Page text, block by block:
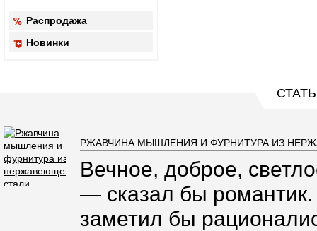
Распродажа
Новинки
РЖАВЧИНА МЫШЛЕНИЯ И ФУРНИТУРА ИЗ
Вечное, доброе,
— сказал бы
заметил бы